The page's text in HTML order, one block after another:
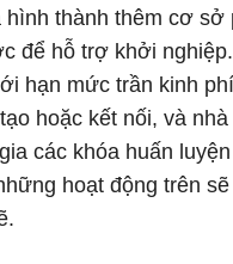
thành thêm cơ sở
để hỗ trợ khởi
hạn mức trần kinh
hoặc kết nối, và
các khóa huấn
hoạt động trên